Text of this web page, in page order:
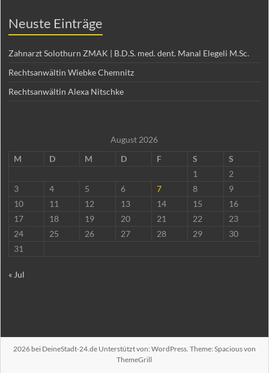
Neuste Einträge
Zahnarzt Solothurn ZMAK | B.D.S. med. dent. Manal Elegeli M.Sc.
Rechtsanwältin Wiebke Chemnitz
Rechtsanwältin Alexa Nitschke
August 2026
M
D M D F S
S
1
2
3
4 5 6 7 8
9
10
11 12 13 14 15
16
17
18 19 20 21 22
23
24
25 26 27 28 29
30
31
« Jul
2026 bei DeineStadt-24.deUnterstützt von: WordPress. Theme: Spacious von
ThemeGrill